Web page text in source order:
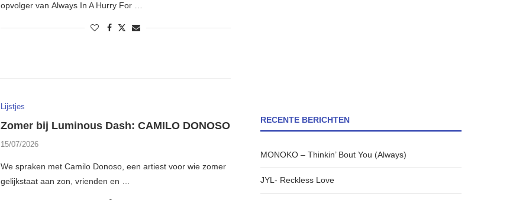
opvolger van Always In A Hurry For …
Lijstjes
Zomer bij Luminous Dash: CAMILO DONOSO
15/07/2026
We spraken met Camilo Donoso, een artiest voor wie zomer
gelijkstaat aan zon, vrienden en …
RECENTE BERICHTEN
MONOKO – Thinkin’ Bout You (Always)
JYL- Reckless Love